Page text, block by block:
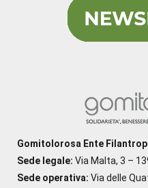
Gomitolorosa Ente
Sede legale: Via Malta, 3 –
Sede operativa: Via delle